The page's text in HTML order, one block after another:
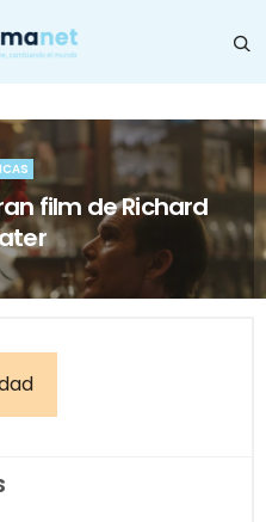
film de Richard